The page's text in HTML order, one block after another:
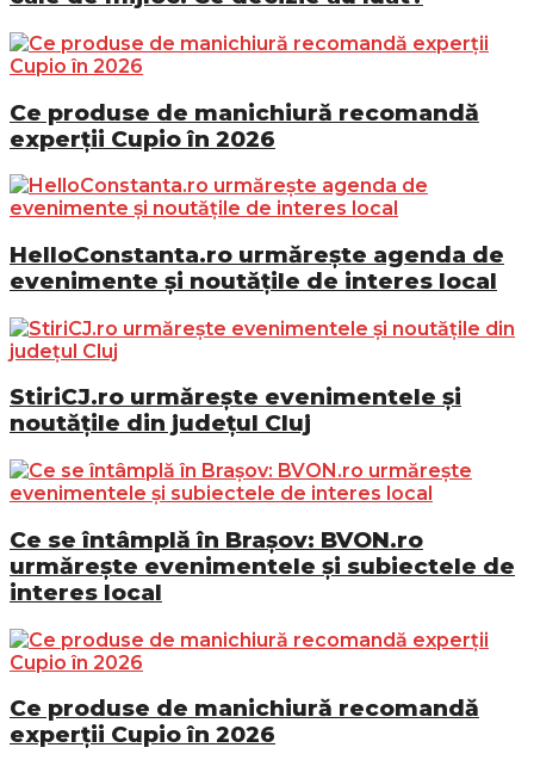
Ce produse de manichiură recomandă
experții Cupio în 2026
HelloConstanta.ro urmărește agenda de
evenimente și noutățile de interes local
StiriCJ.ro urmărește evenimentele și
noutățile din județul Cluj
Ce se întâmplă în Brașov: BVON.ro
urmărește evenimentele și subiectele de
interes local
Ce produse de manichiură recomandă
experții Cupio în 2026